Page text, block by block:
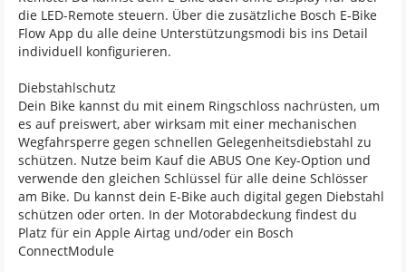
die LED-Remote steuern. Über die zusätzliche Bosch E-Bike
Flow App du alle deine Unterstützungsmodi bis ins Detail
individuell konfigurieren.
Diebstahlschutz
Dein Bike kannst du mit einem Ringschloss nachrüsten, um
es auf preiswert, aber wirksam mit einer mechanischen
Wegfahrsperre gegen schnellen Gelegenheitsdiebstahl zu
schützen. Nutze beim Kauf die ABUS One Key-Option und
verwende den gleichen Schlüssel für alle deine Schlösser
am Bike. Du kannst dein E-Bike auch digital gegen Diebstahl
schützen oder orten. In der Motorabdeckung findest du
Platz für ein Apple Airtag und/oder ein Bosch
ConnectModule